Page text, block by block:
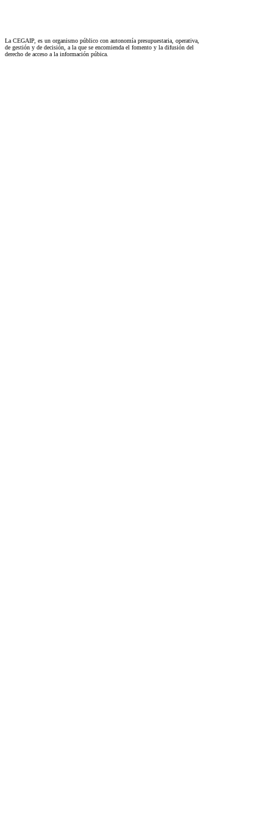
La CEGAIP, es un organismo público con autonomía presupuestaria, operativa,
de gestión y de decisión, a la que se encomienda el fomento y la difusión del
derecho de acceso a la información púbica.